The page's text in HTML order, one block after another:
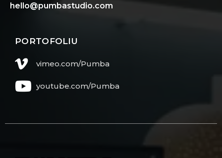
hello@pumbastudio.com
PORTOFOLIU
vimeo.com/Pumba
youtube.com/Pumba